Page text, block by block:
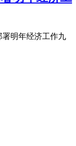
署明年经济工作九